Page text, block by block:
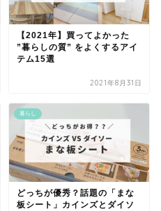
【2021年】買ってよかった
”暮らしの質” をよくするアイ
テム15選
2021年8月31日
暮らし
どっちが優秀？話題の「まな
板シート」カインズとダイソ